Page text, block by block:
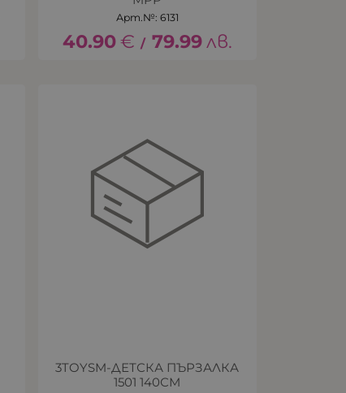
Арт.№: 6131
40.90€ / 79.99лв.
3TOYSM-ДЕТСКА ПЪРЗАЛКА
1501 140СМ